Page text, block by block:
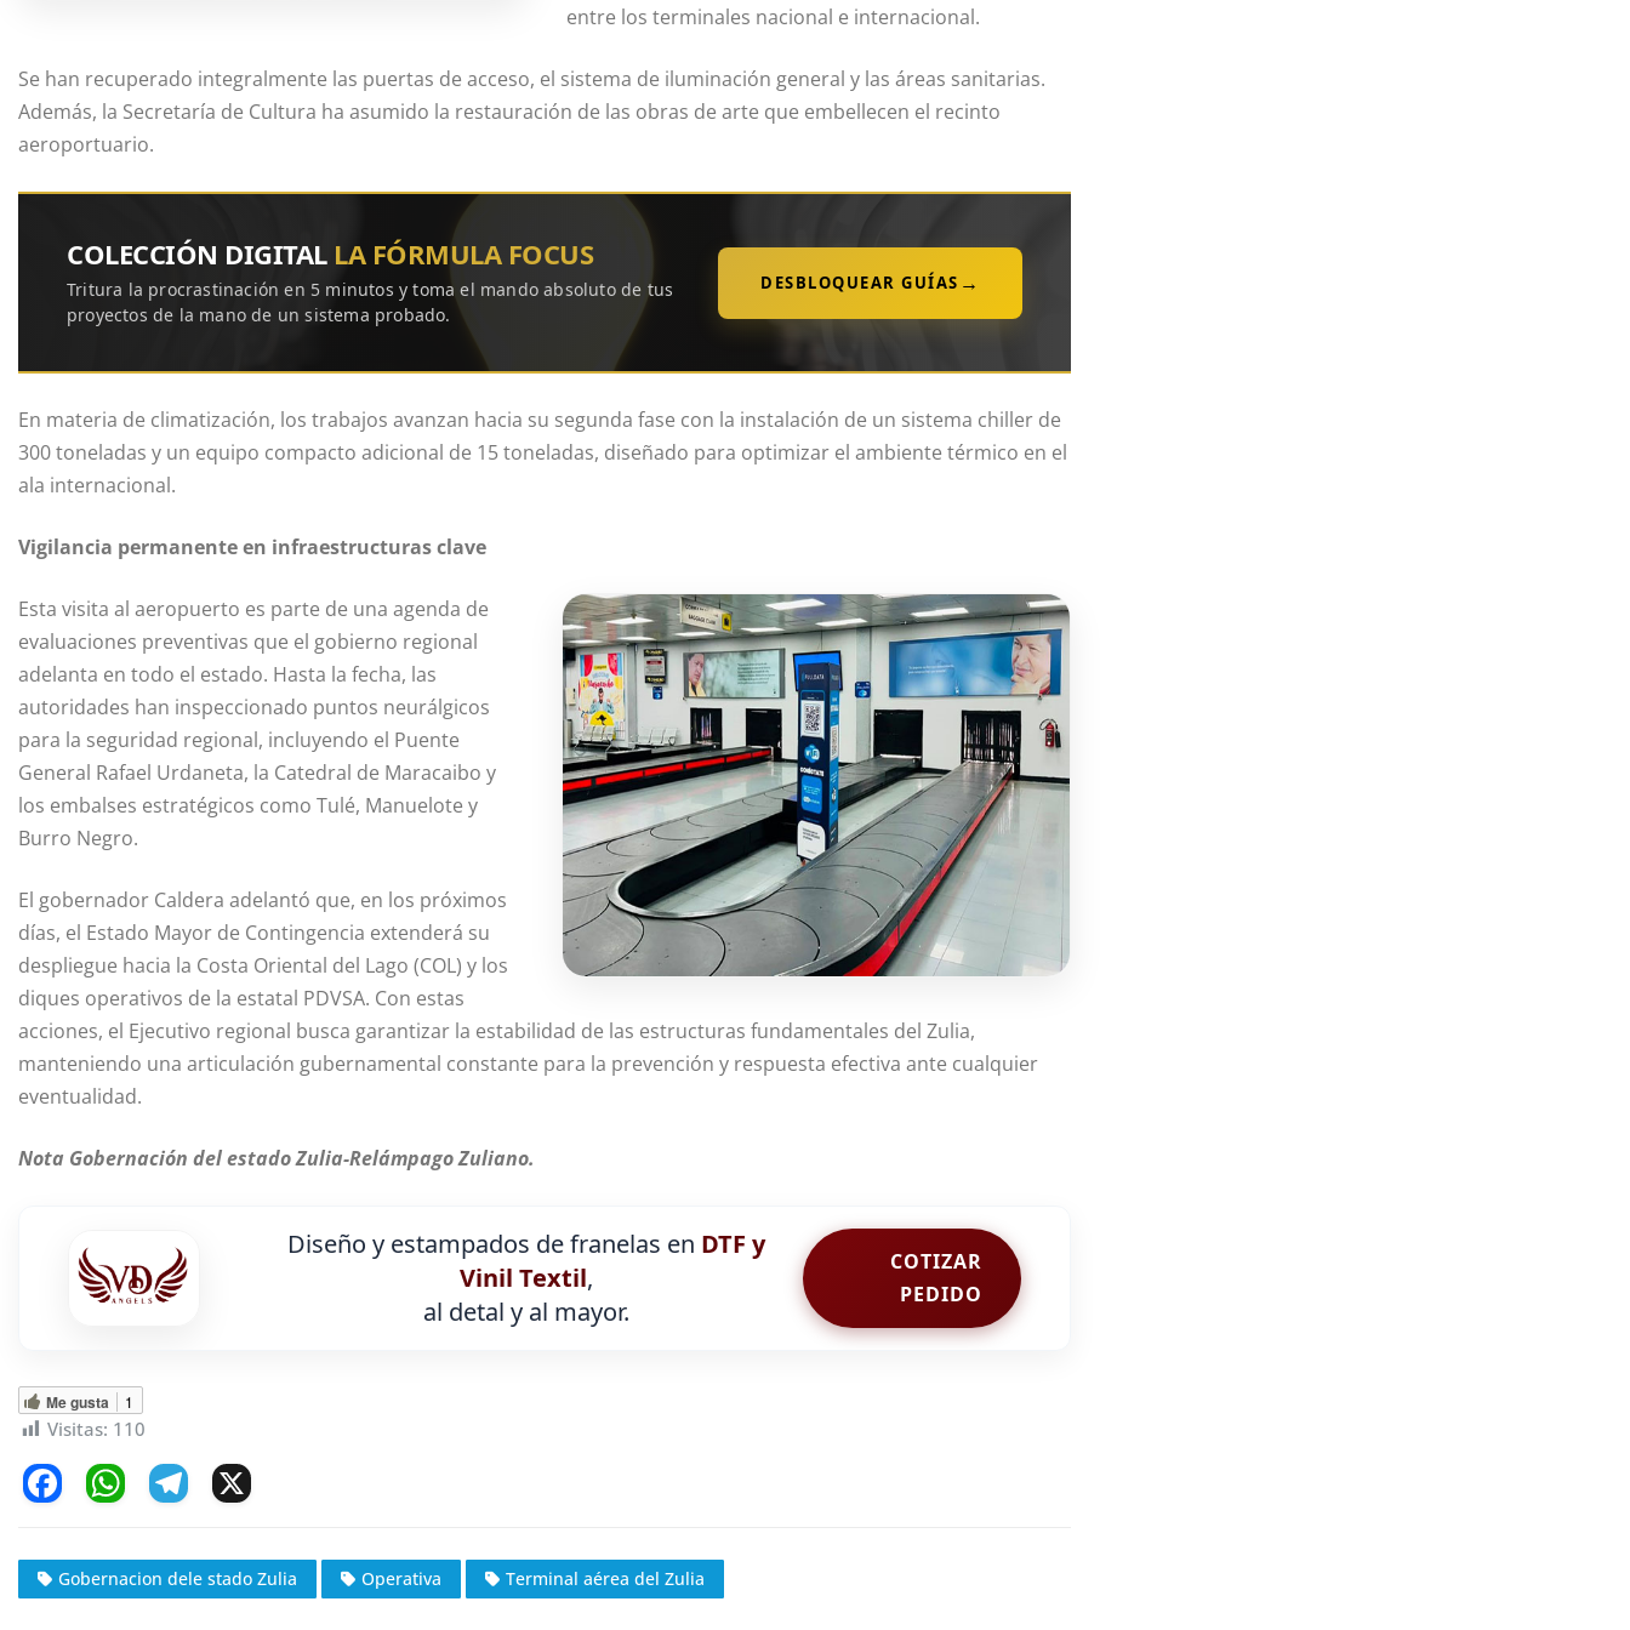
entre los terminales nacional e internacional.
Se han recuperado integralmente las puertas de acceso, el sistema de iluminación general y las áreas sanitarias.
Además, la Secretaría de Cultura ha asumido la restauración de las obras de arte que embellecen el recinto
aeroportuario.
COLECCIÓN DIGITAL LA FÓRMULA FOCUS
Tritura la procrastinación en 5 minutos y toma el mando absoluto de tus
proyectos de la mano de un sistema probado.
DESBLOQUEAR GUÍAS →
En materia de climatización, los trabajos avanzan hacia su segunda fase con la instalación de un sistema chiller de
300 toneladas y un equipo compacto adicional de 15 toneladas, diseñado para optimizar el ambiente térmico en el
ala internacional.
Vigilancia permanente en infraestructuras clave
Esta visita al aeropuerto es parte de una agenda de
evaluaciones preventivas que el gobierno regional
adelanta en todo el estado. Hasta la fecha, las
autoridades han inspeccionado puntos neurálgicos
para la seguridad regional, incluyendo el Puente
General Rafael Urdaneta, la Catedral de Maracaibo y
los embalses estratégicos como Tulé, Manuelote y
Burro Negro.
El gobernador Caldera adelantó que, en los próximos
días, el Estado Mayor de Contingencia extenderá su
despliegue hacia la Costa Oriental del Lago (COL) y los
diques operativos de la estatal PDVSA. Con estas
acciones, el Ejecutivo regional busca garantizar la estabilidad de las estructuras fundamentales del Zulia,
manteniendo una articulación gubernamental constante para la prevención y respuesta efectiva ante cualquier
eventualidad.
Nota Gobernación del estado Zulia-Relámpago Zuliano.
Diseño y estampados de franelas en DTF y
Vinil Textil,
al detal y al mayor.
COTIZAR
PEDIDO
Me gusta 1
Visitas: 110
c
e
W
at
s
e
gr
Gobernacion dele stado Zulia Operativa Terminal aérea del Zulia